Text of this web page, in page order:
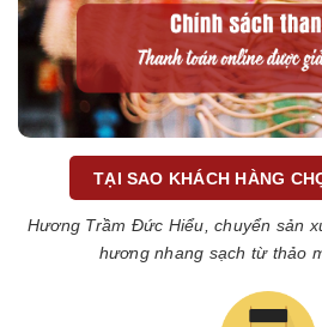
TẠI SAO KHÁCH HÀNG
Hương Trầm Đức Hiểu, chuyển sản
hương nhang sạch từ thảo